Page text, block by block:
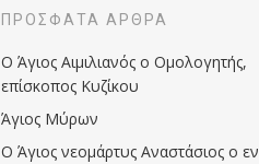
ΠΡΌΣΦΑΤΑ ΆΡΘΡΑ
Ο Άγιος Αιμιλιανός ο Ομολογητής,
επίσκοπος Κυζίκου
Άγιος Μύρων
Ο Άγιος νεομάρτυς Αναστάσιος ο εν